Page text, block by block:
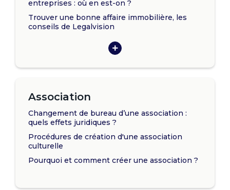
entreprises : où en est-on ?
Trouver une bonne affaire immobilière, les
conseils de Legalvision
Association
Changement de bureau d’une association :
quels effets juridiques ?
Procédures de création d'une association
culturelle
Pourquoi et comment créer une association ?